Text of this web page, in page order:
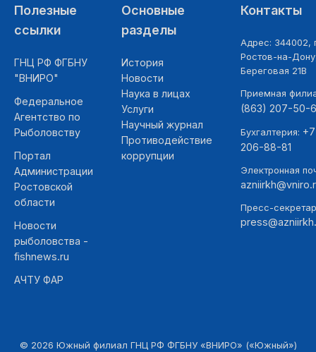
Полезные
ссылки
ГНЦ РФ ФГБНУ
"ВНИРО"
Федеральное
Агентство по
Рыболовству
Портал
Администрации
Ростовской
области
Новости
рыболовства -
fishnews.ru
АЧТУ ФАР
Основные
разделы
История
Новости
Наука в лицах
Услуги
Научный журнал
Противодействие
коррупции
Контакты
Адрес: 344002,
Ростов-на-
Береговая 21В
Приемная
(863) 207-50-
Бухгалтерия:
206-88-81
Электронная
Пресс-
© 2026 Южный филиал ГНЦ РФ ФГБНУ «ВНИРО» («Южный»)